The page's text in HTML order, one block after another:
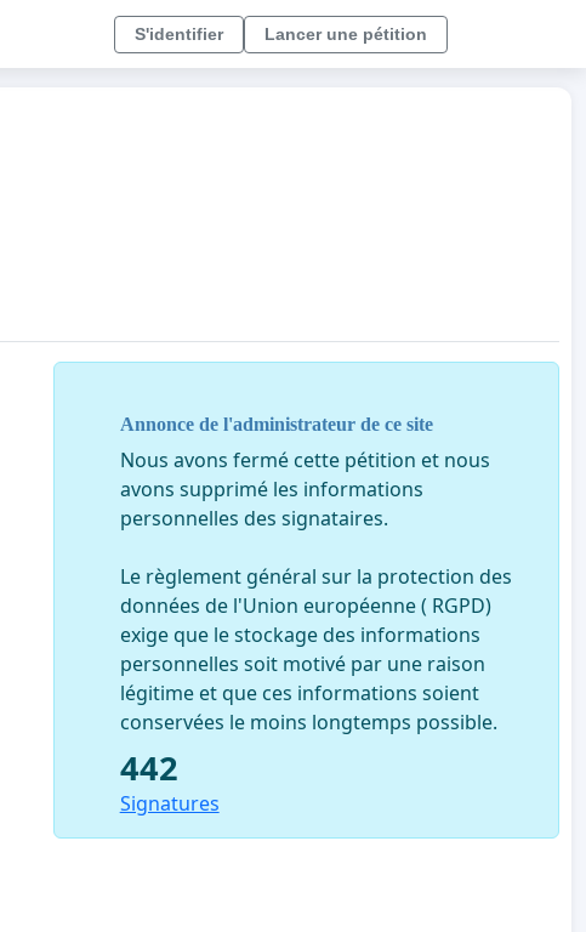
S'identifier Lancer une pétition
Annonce de l'administrateur de ce site
Nous avons fermé cette pétition et nous
avons supprimé les informations
personnelles des signataires.
Le règlement général sur la protection des
données de l'Union européenne ( RGPD)
exige que le stockage des informations
personnelles soit motivé par une raison
légitime et que ces informations soient
conservées le moins longtemps possible.
442
Signatures